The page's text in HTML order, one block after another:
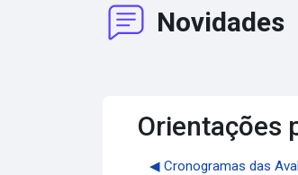
Novidades
Orientações
◀︎ Cronogramas das